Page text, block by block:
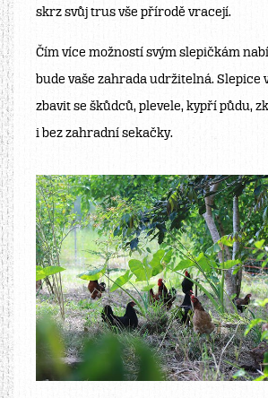
skrz svůj trus vše přírodě vracejí.
Čím více možností svým slepičkám
bude vaše zahrada udržitelná. Slepice
zbavit se škůdců, plevele, kypří půdu,
i bez zahradní sekačky.